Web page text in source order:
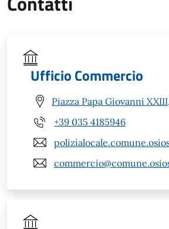
Ufficio Commercio
Piazza Papa Giovanni
+39 035 4185946